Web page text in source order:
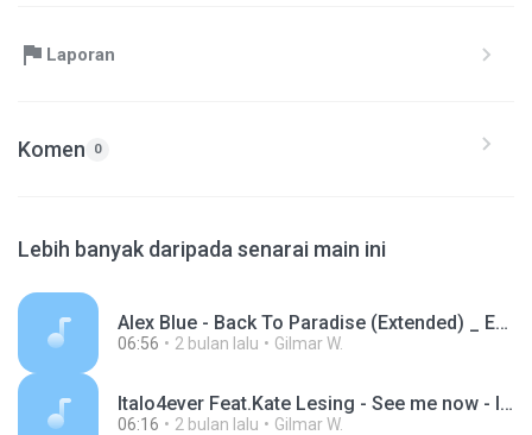
Laporan
Komen 0
Lebih banyak daripada senarai main ini
Alex Blue - Back To Paradise (Extended) _ EURODISCO _ MODERN TALKING STYLE _ LYRICS.mp3
06:56 2 bulan lalu Gilmar W.
Italo4ever Feat.Kate Lesing - See me now - Italo Disco 2025.mp3
06:16 2 bulan lalu Gilmar W.